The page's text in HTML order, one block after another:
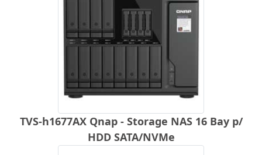
TVS-h1677AX Qnap - Storage NAS 16 Bay p/
HDD SATA/NVMe